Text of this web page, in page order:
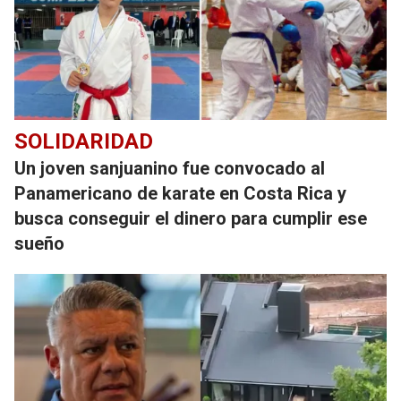
SOLIDARIDAD
Un joven sanjuanino fue convocado al
Panamericano de karate en Costa Rica y
busca conseguir el dinero para cumplir ese
sueño